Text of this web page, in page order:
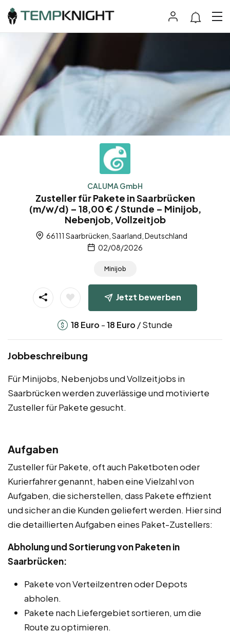
CALUMA GmbH
Zusteller für Pakete in Saarbrücken
(m/w/d) – 18,00 € / Stunde – Minijob,
Nebenjob, Vollzeitjob
66111 Saarbrücken, Saarland, Deutschland
02/08/2026
Minijob
Jetzt bewerben
18 Euro -18 Euro / Stunde
Jobbeschreibung
Für Minijobs, Nebenjobs und Vollzeitjobs in
Saarbrücken werden zuverlässige und motivierte
Zusteller für Pakete gesucht.
Aufgaben
Zusteller für Pakete, oft auch Paketboten oder
Kurierfahrer genannt, haben eine Vielzahl von
Aufgaben, die sicherstellen, dass Pakete effizient
und sicher an die Kunden geliefert werden. Hier sind
die detaillierten Aufgaben eines Paket-Zustellers:
Abholung und Sortierung von Paketen in
Saarbrücken:
Pakete von Verteilzentren oder Depots
abholen.
Pakete nach Liefergebiet sortieren, um die
Route zu optimieren.